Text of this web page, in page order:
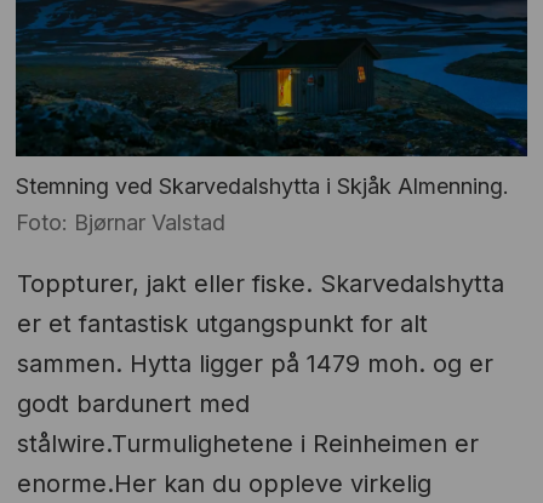
Stemning ved Skarvedalshytta i Skjåk Almenning.
Foto: Bjørnar Valstad
Toppturer, jakt eller fiske. Skarvedalshytta
er et fantastisk utgangspunkt for alt
sammen. Hytta ligger på 1479 moh. og er
godt bardunert med
stålwire.Turmulighetene i Reinheimen er
enorme.Her kan du oppleve virkelig